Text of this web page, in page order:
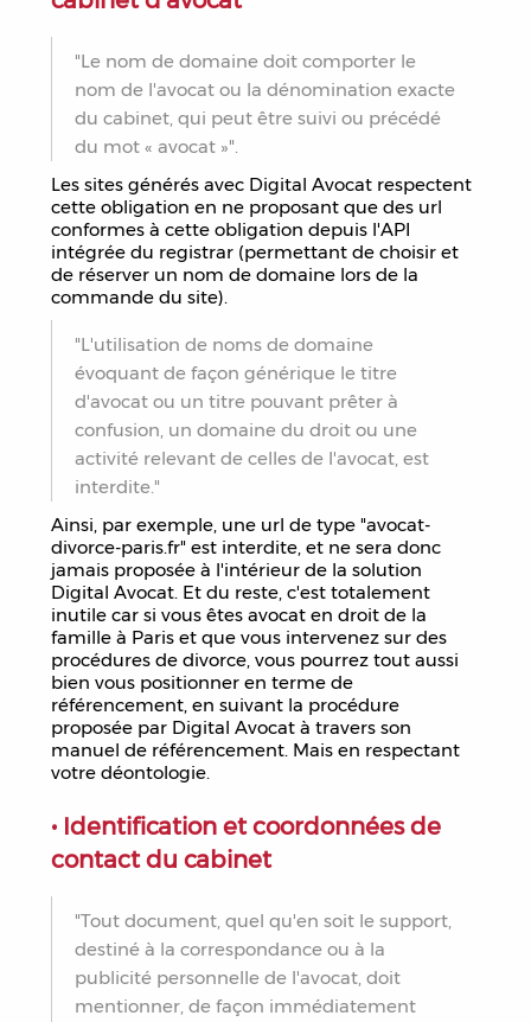
"Le nom de domaine doit comporter le
nom de l'avocat ou la dénomination exacte
du cabinet, qui peut être suivi ou précédé
du mot « avocat »".
Les sites générés avec Digital Avocat respectent
cette obligation en ne proposant que des url
conformes à cette obligation depuis l'API
intégrée du registrar (permettant de choisir et
de réserver un nom de domaine lors de la
commande du site).
"L'utilisation de noms de domaine
évoquant de façon générique le titre
d'avocat ou un titre pouvant prêter à
confusion, un domaine du droit ou une
activité relevant de celles de l'avocat, est
interdite."
Ainsi, par exemple, une url de type "avocat-
divorce-paris.fr" est interdite, et ne sera donc
jamais proposée à l'intérieur de la solution
Digital Avocat. Et du reste, c'est totalement
inutile car si vous êtes avocat en droit de la
famille à Paris et que vous intervenez sur des
procédures de divorce, vous pourrez tout aussi
bien vous positionner en terme de
référencement, en suivant la procédure
proposée par Digital Avocat à travers son
manuel de référencement. Mais en respectant
votre déontologie.
• Identification et coordonnées de
contact du cabinet
"Tout document, quel qu'en soit le support,
destiné à la correspondance ou à la
publicité personnelle de l'avocat, doit
mentionner, de façon immédiatement